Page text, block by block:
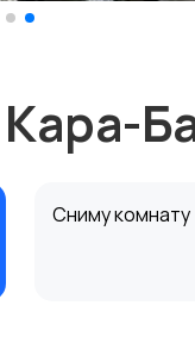
Сниму комнату